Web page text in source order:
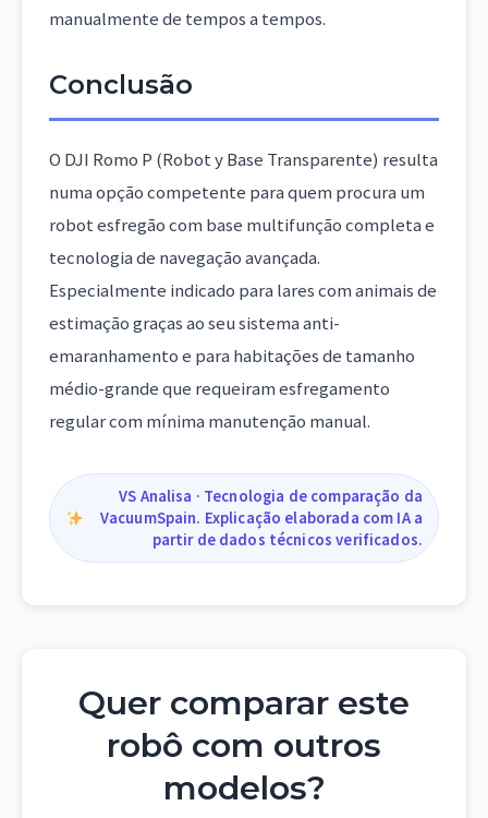
manualmente de tempos a tempos.
Conclusão
O DJI Romo P (Robot y Base Transparente) resulta
numa opção competente para quem procura um
robot esfregão com base multifunção completa e
tecnologia de navegação avançada.
Especialmente indicado para lares com animais de
estimação graças ao seu sistema anti-
emaranhamento e para habitações de tamanho
médio-grande que requeiram esfregamento
regular com mínima manutenção manual.
VS Analisa · Tecnologia de comparação da
VacuumSpain. Explicação elaborada com IA a
partir de dados técnicos verificados.
Quer comparar este
robô com outros
modelos?